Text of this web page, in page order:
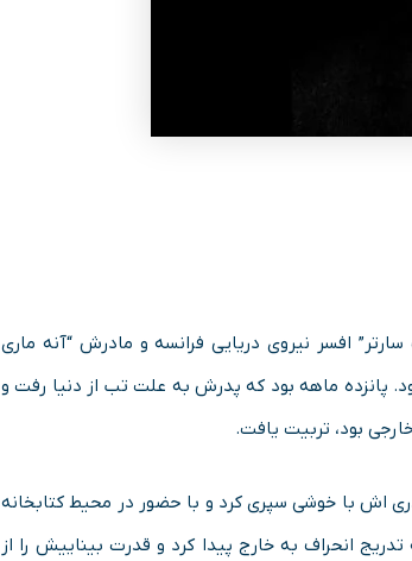
“ژان باپتیست سارتر” افسر نیروی دریایی فرانسه و مادرش “آنه ماری
پانزده ‌ماهه بود که پدرش به علت تب از دنیا رفت و
بود، تربیت یافت.
را نزد خانواده مادری اش با خوشی سپری کرد و با حضور در محیط کتابخانه
انحراف به خارج پیدا کرد و قدرت بیناییش را از